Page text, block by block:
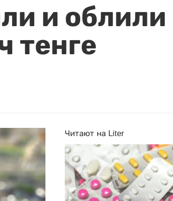
и облили
тенге
Читают на Liter